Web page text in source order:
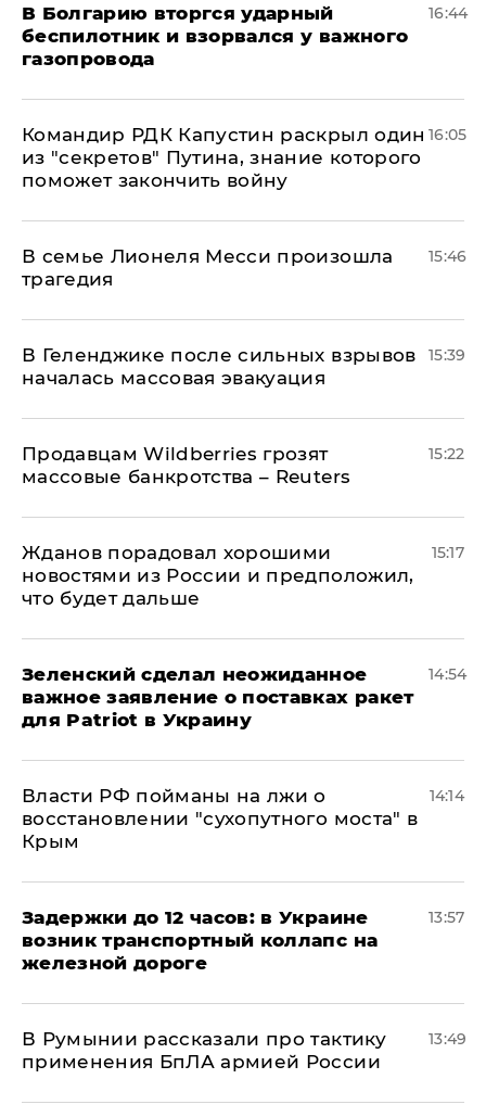
В Болгарию вторгся ударный
беспилотник и взорвался у важного
газопровода
16:44
Командир РДК Капустин раскрыл один
из "секретов" Путина, знание которого
поможет закончить войну
16:05
В семье Лионеля Месси произошла
трагедия
15:46
В Геленджике после сильных взрывов
началась массовая эвакуация
15:39
Продавцам Wildberries грозят
массовые банкротства – Reuters
15:22
Жданов порадовал хорошими
новостями из России и предположил,
что будет дальше
15:17
Зеленский сделал неожиданное
важное заявление о поставках ракет
для Patriot в Украину
14:54
Власти РФ пойманы на лжи о
восстановлении "сухопутного моста" в
Крым
14:14
Задержки до 12 часов: в Украине
возник транспортный коллапс на
железной дороге
13:57
В Румынии рассказали про тактику
применения БпЛА армией России
13:49